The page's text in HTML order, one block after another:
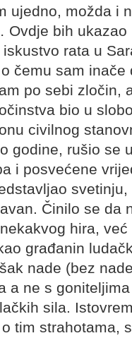
ujedno, možda i
bih ukazao
rata u
čemu sam inače
po sebi zločin,
bio u
civilnog
godine, rušio se
i posvećene
Činilo se da
hira,
građanin
nade (bez
a ne s
sila.
tim strahotama,